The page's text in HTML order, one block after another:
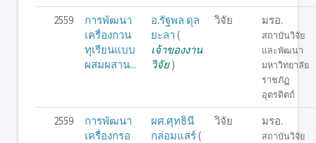
2559
การพัฒนา
เครื่องกวน
ทุเรียนแบบ
ผสมผสาน...
อ.รัฐพล ดุล
ยะลา (
เจ้าของงาน
วิจัย)
วิจัย มรอ.
สถาบันวิจัย
และพัฒนา
มหาวิทยาลัย
ราชภัฏ
อุตรดิตถ์
2559
การพัฒนา
เครื่องกรอ
ผศ.ศุทธินี
กล่อมแสร์(
วิจัย มรอ.
สถาบันวิจัย